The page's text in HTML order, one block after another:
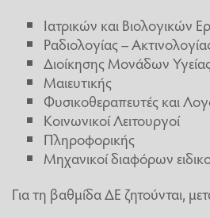
Ιατρικών και Βιολογικών
Ραδιολογίας –
Διοίκησης Μονάδων Υγείας
Μαιευτικής
Φυσικοθεραπευτές και
Κοινωνικοί Λειτουργοί
Πληροφορικής
Μηχανικοί διαφόρων
Για τη βαθμίδα ΔΕ ζητούνται,